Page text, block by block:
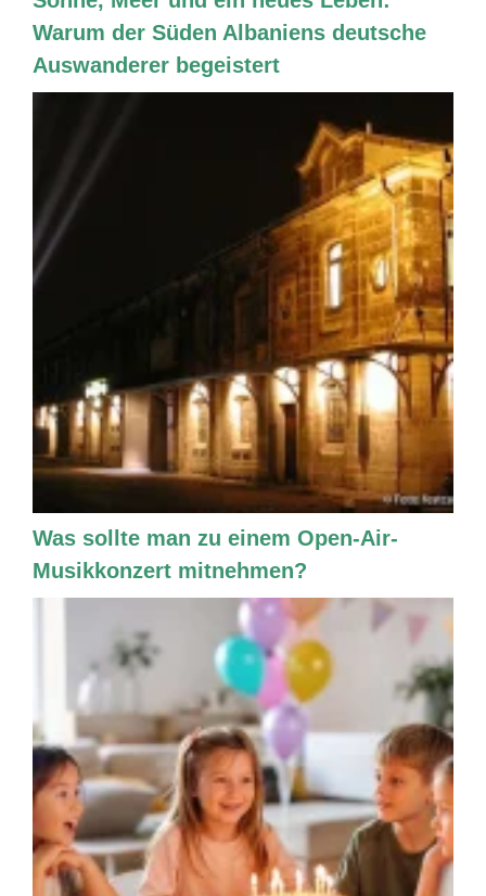
Warum der Süden Albaniens deutsche
Auswanderer begeistert
Was sollte man zu einem Open-Air-
Musikkonzert mitnehmen?